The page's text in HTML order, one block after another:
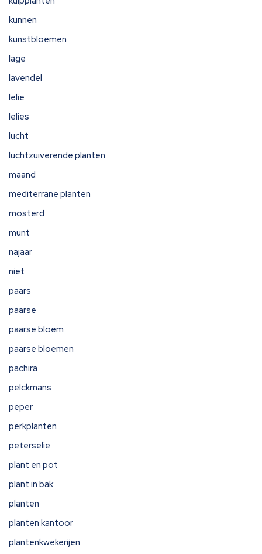
kunnen
kunstbloemen
lage
lavendel
lelie
lelies
lucht
luchtzuiverende planten
maand
mediterrane planten
mosterd
munt
najaar
niet
paars
paarse
paarse bloem
paarse bloemen
pachira
pelckmans
peper
perkplanten
peterselie
plant en pot
plant in bak
planten
planten kantoor
plantenkwekerijen